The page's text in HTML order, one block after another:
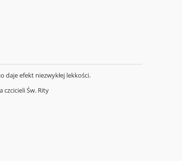
daje efekt niezwykłej lekkości.
Św. Rity